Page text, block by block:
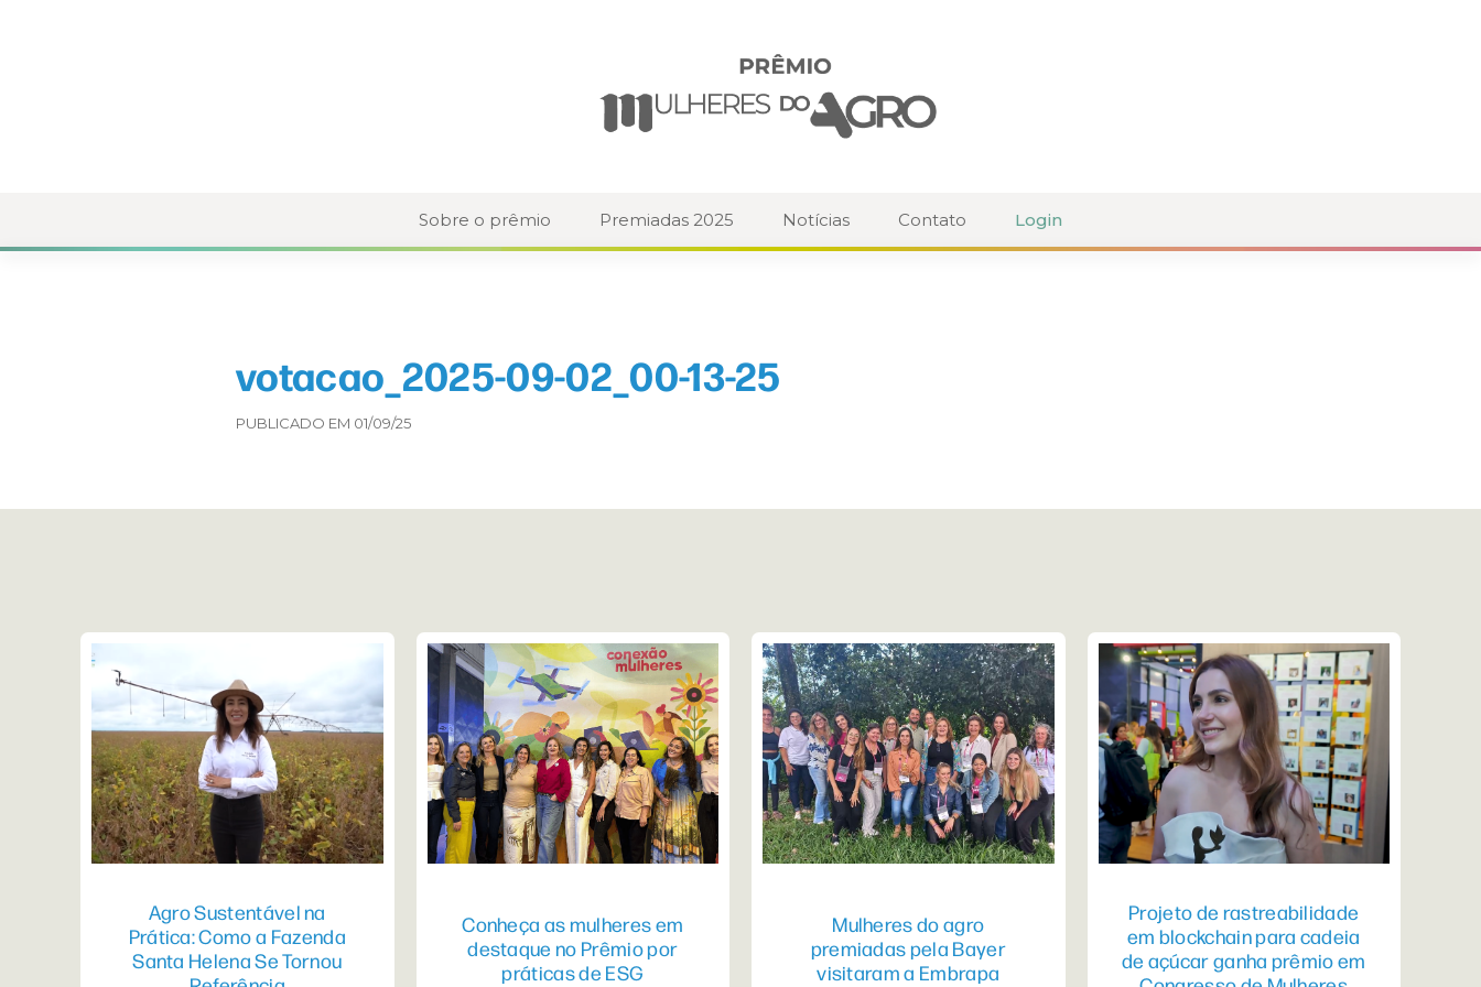
Sobre o prêmio Premiadas 2025 Notícias Contato Login
votacao_2025-09-02_00-13-25
PUBLICADO EM 01/09/25
Agro Sustentável na
Prática: Como a Fazenda
Santa Helena Se Tornou
Conheça as mulheres em
destaque no Prêmio por
práticas de ESG
Mulheres do agro
premiadas pela Bayer
visitaram a Embrapa
Projeto de rastreabilidade
em blockchain para cadeia
de açúcar ganha prêmio em